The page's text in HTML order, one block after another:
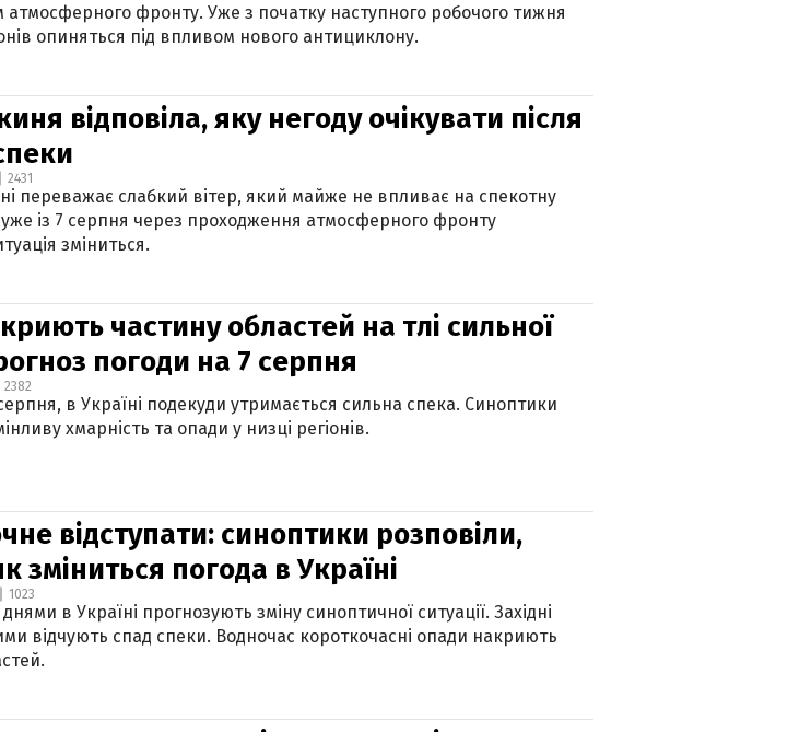
фронту. Уже з початку наступного робочого тижня
опиняться під впливом нового антициклону.
відповіла, яку негоду очікувати після
2431
переважає слабкий вітер, який майже не впливає на спекотну
із 7 серпня через проходження атмосферного фронту
зміниться.
частину областей на тлі сильної
погоди на 7 серпня
2382
в Україні подекуди утримається сильна спека. Синоптики
хмарність та опади у низці регіонів.
відступати: синоптики розповіли,
зміниться погода в Україні
1023
в Україні прогнозують зміну синоптичної ситуації. Західні
відчують спад спеки. Водночас короткочасні опади накриють